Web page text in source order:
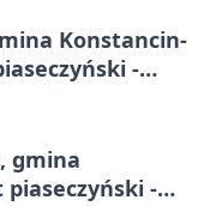
Konstancin-
-
gmina
piaseczyński -